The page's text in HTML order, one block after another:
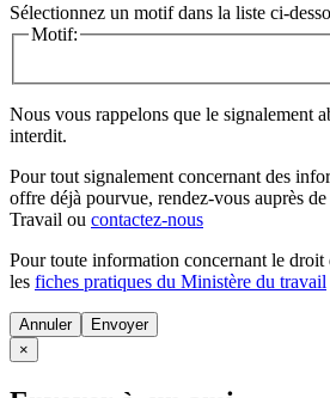
Sélectionnez un motif dans la liste ci-
Motif:
Nous vous rappelons que le signalement
interdit.
Pour tout signalement concernant des
offre déjà pourvue, rendez-vous auprès
Travail ou contactez-nous
Pour toute information concernant le droit
les fiches pratiques du Ministère du travail
Annuler
×